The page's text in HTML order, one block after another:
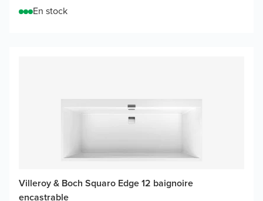
En stock
Villeroy & Boch Squaro Edge 12 baignoire
encastrable